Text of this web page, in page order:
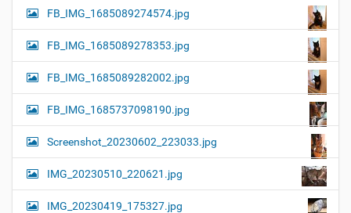
FB_IMG_1685089274574.jpg
FB_IMG_1685089278353.jpg
FB_IMG_1685089282002.jpg
FB_IMG_1685737098190.jpg
Screenshot_20230602_223033.jpg
IMG_20230510_220621.jpg
IMG_20230419_175327.jpg